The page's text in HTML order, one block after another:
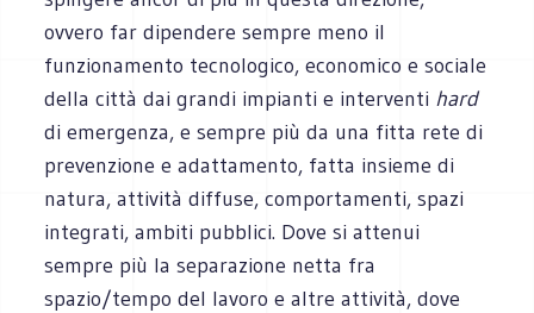
ovvero far dipendere sempre meno il
funzionamento tecnologico, economico e sociale
della città dai grandi impianti e interventi hard
di emergenza, e sempre più da una fitta rete di
prevenzione e adattamento, fatta insieme di
natura, attività diffuse, comportamenti, spazi
integrati, ambiti pubblici. Dove si attenui
sempre più la separazione netta fra
spazio/tempo del lavoro e altre attività, dove